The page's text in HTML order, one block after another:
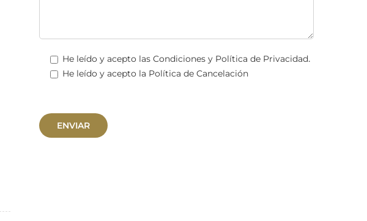
He leído y acepto las Condiciones y Política de Privacidad.
He leído y acepto la Política de Cancelación